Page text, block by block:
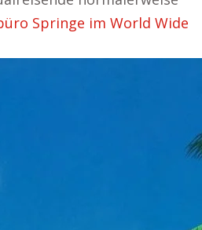
Springe im World Wide